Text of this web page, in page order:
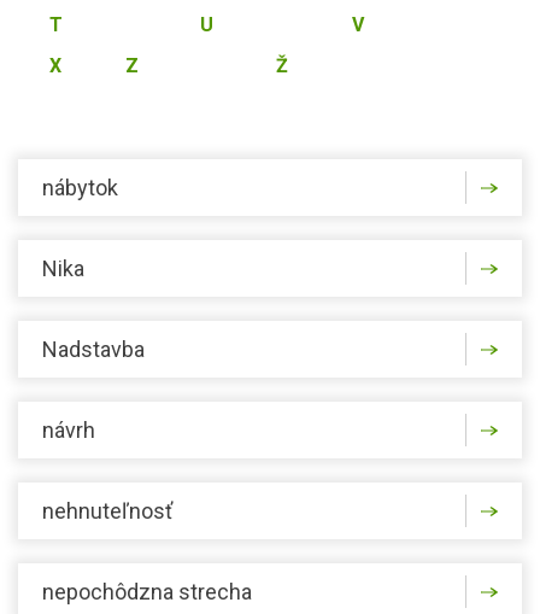
T
U
V
X
Z Ž
nábytok
Nika
Nadstavba
návrh
nehnuteľnosť
nepochôdzna strecha